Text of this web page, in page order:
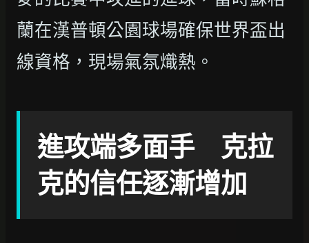
蘭在漢普頓公園球場確保世界盃出
線資格，現場氣氛熾熱。
進攻端多面手 克拉
克的信任逐漸增加